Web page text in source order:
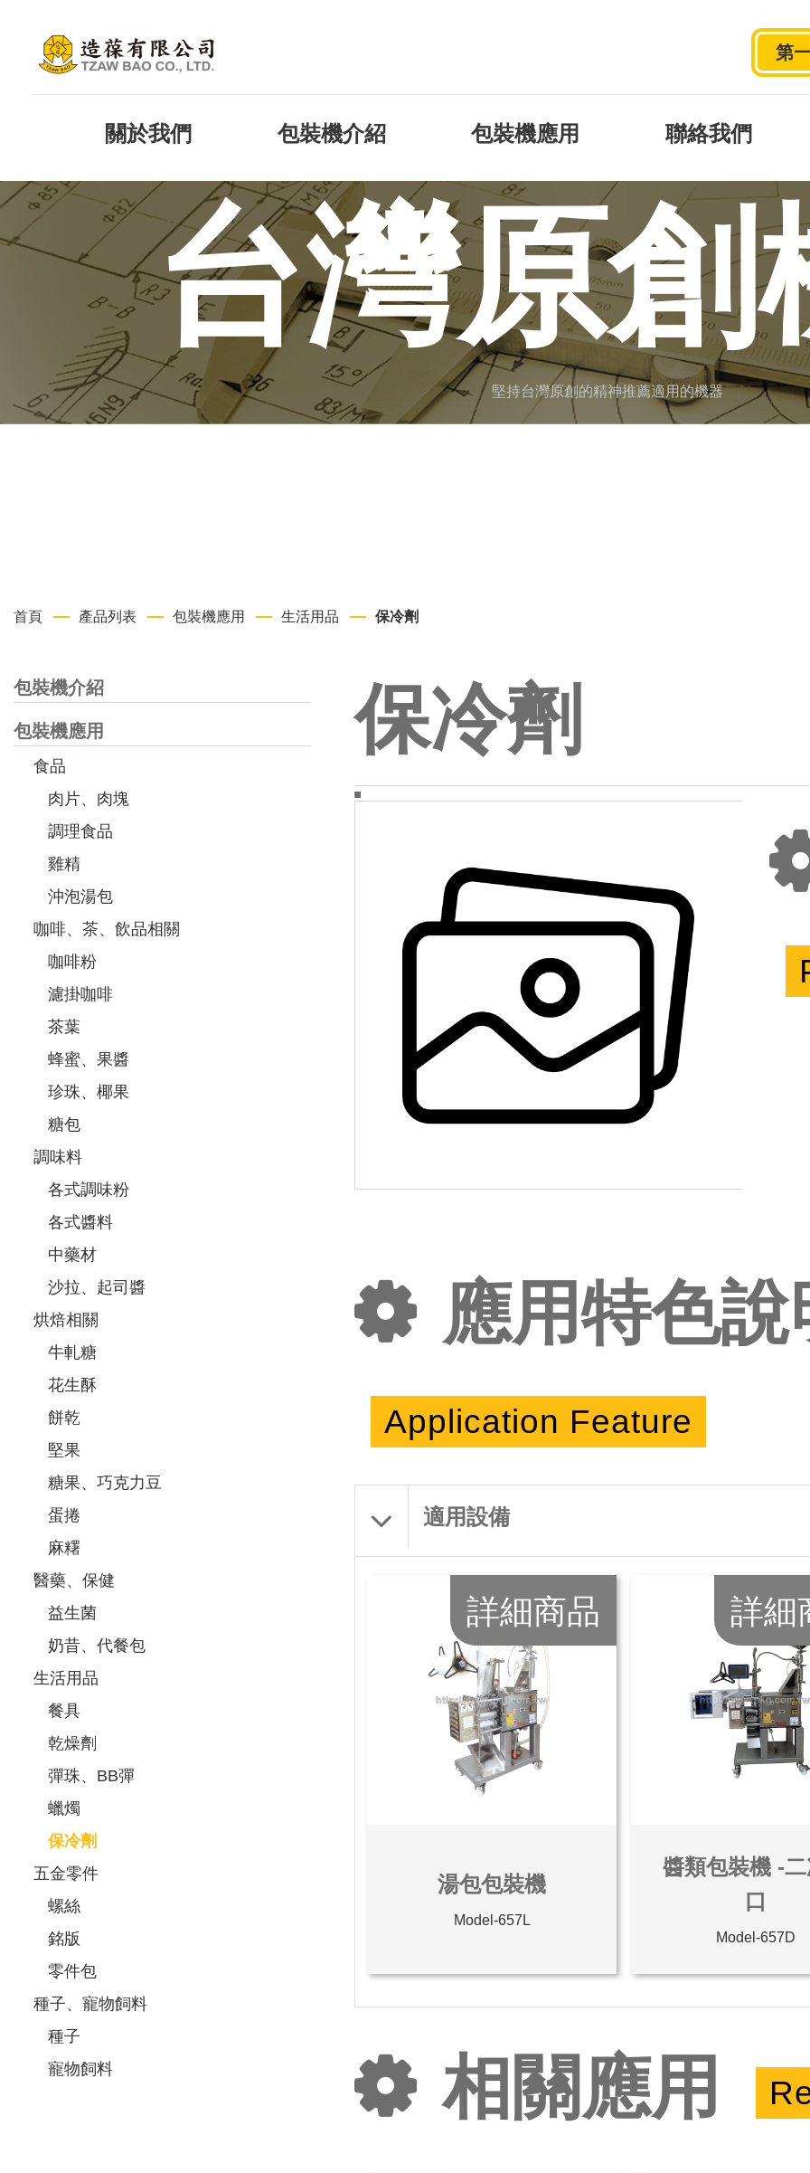
第
關於我們 包裝機介紹 包裝機應用 聯絡我們
台灣原創
堅持台灣原創的精神推薦適用的機器
首頁 產品列表 包裝機應用 生活用品 保冷劑
包裝機介紹
包裝機應用
食品
肉片、肉塊
調理食品
雞精
沖泡湯包
咖啡、茶、飲品相關
咖啡粉
濾掛咖啡
茶葉
蜂蜜、果醬
珍珠、椰果
糖包
調味料
各式調味粉
各式醬料
中藥材
沙拉、起司醬
烘焙相關
牛軋糖
花生酥
餅乾
堅果
糖果、巧克力豆
蛋捲
麻糬
醫藥、保健
益生菌
奶昔、代餐包
生活用品
餐具
乾燥劑
彈珠、BB彈
蠟燭
保冷劑
五金零件
螺絲
銘版
零件包
種子、寵物飼料
種子
寵物飼料
保冷劑
應用特色說
Application Feature
適用設備
詳細商品
湯包包裝機
Model-657L
詳細
醬類包裝機 -
口
Model-657D
相關應用